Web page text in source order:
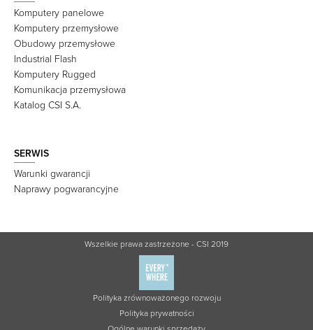
Komputery panelowe
Komputery przemysłowe
Obudowy przemysłowe
Industrial Flash
Komputery Rugged
Komunikacja przemysłowa
Katalog CSI S.A.
SERWIS
Warunki gwarancji
Naprawy pogwarancyjne
Wszelkie prawa zastrzeżone - CSI 2019
Polityka zrównoważonego rozwoju
Polityka prywatności